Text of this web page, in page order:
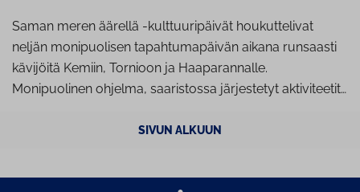
Saman meren äärellä -kulttuuripäivät houkuttelivat
neljän monipuolisen tapahtumapäivän aikana runsaasti
kävijöitä Kemiin, Tornioon ja Haaparannalle.
Monipuolinen ohjelma, saaristossa järjestetyt aktiviteetit…
SIVUN ALKUUN